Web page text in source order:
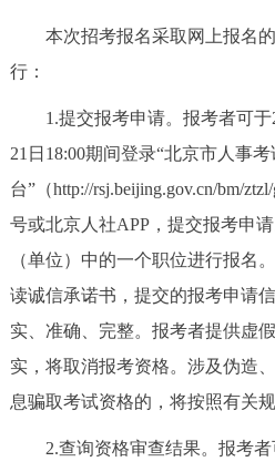
本次招考报名采取网上报名的
行：
1.提交报考申请。报考者可于
21日18:00期间登录“北京市人事
台”（http://rsj.beijing.gov.cn/bm/
号或北京人社APP，提交报考申
（单位）中的一个职位进行报名
读诚信承诺书，提交的报考申请
实、准确、完整。报考者提供虚
实，将取消报考资格。涉及伪造
息骗取考试资格的，将按照有关规
2.查询资格审查结果。报考者